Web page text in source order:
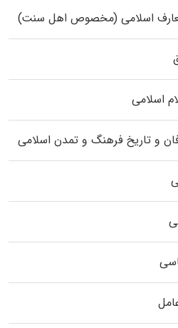
اسلامی (مخصوص اهل سنت)
اسلامی
و تاریخ فرهنگ و تمدن اسلامی